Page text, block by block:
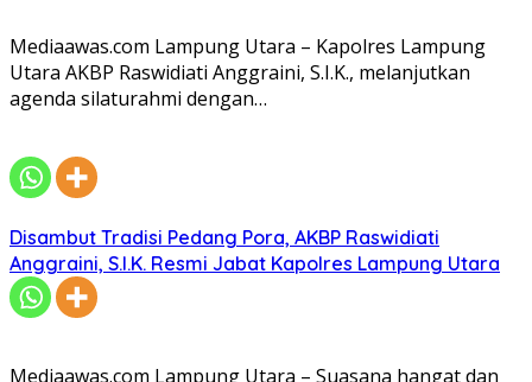
Mediaawas.com Lampung Utara – Kapolres Lampung
Utara AKBP Raswidiati Anggraini, S.I.K., melanjutkan
agenda silaturahmi dengan…
Disambut Tradisi Pedang Pora, AKBP Raswidiati
Anggraini, S.I.K. Resmi Jabat Kapolres Lampung Utara
Mediaawas.com Lampung Utara – Suasana hangat dan